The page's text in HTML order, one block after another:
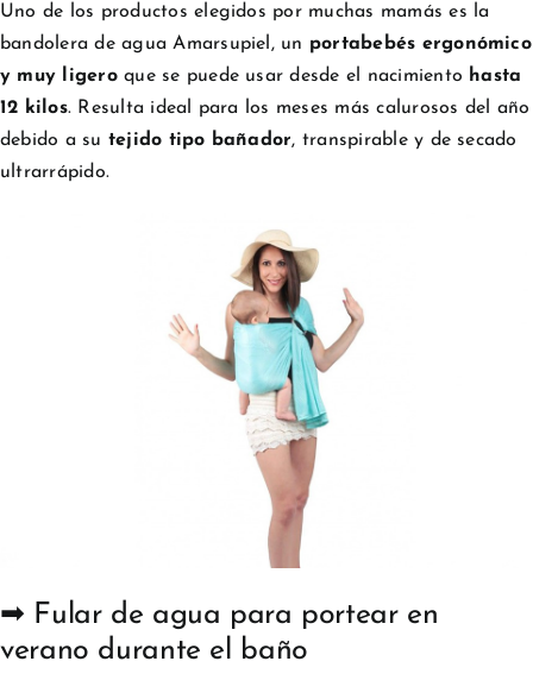
Uno de los productos elegidos por muchas mamás es la
bandolera de agua Amarsupiel, un portabebés ergonómico
y muy ligeroque se puede usar desde el nacimiento hasta
12 kilos. Resulta ideal para los meses más calurosos del año
debido a su tejido tipo bañador, transpirable y de secado
ultrarrápido.
➡ Fular de agua para portear en
verano durante el baño